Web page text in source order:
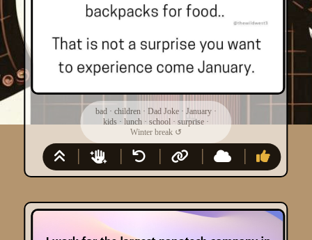
bad· children· Dad Joke· January·
kids · lunch· school· surprise·
Winter break ↺